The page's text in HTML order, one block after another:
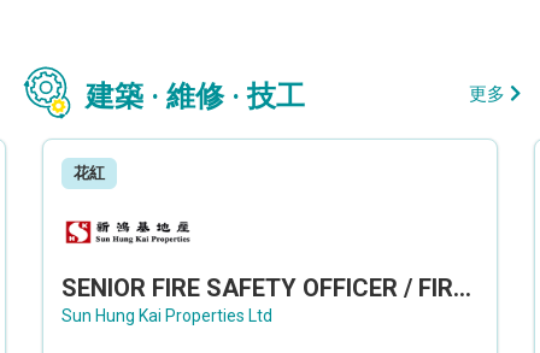
建築 · 維修 · 技工 更多
花紅
SENIOR FIRE SAFETY OFFICER / FIRE SAFETY OFFICER
Sun Hung Kai Properties Ltd